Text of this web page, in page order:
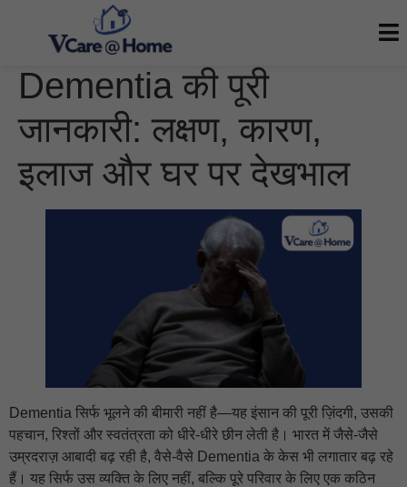
Dementia की पूरी
जानकारी: लक्षण, कारण,
इलाज और घर पर देखभाल
Dementia सिर्फ भूलने की बीमारी नहीं है—यह इंसान की पूरी ज़िंदगी, उसकी
पहचान, रिश्तों और स्वतंत्रता को धीरे-धीरे छीन लेती है। भारत में जैसे-जैसे
उम्रदराज़ आबादी बढ़ रही है, वैसे-वैसे Dementia के केस भी लगातार बढ़ रहे
हैं। यह सिर्फ उस व्यक्ति के लिए नहीं, बल्कि पूरे परिवार के लिए एक कठिन